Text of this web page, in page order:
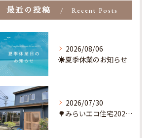
最近の投稿 Recent Posts
2026/08/06
☀️夏季休業のお知らせ
2026/07/30
🌳みらいエコ住宅2026事業とは？🌳